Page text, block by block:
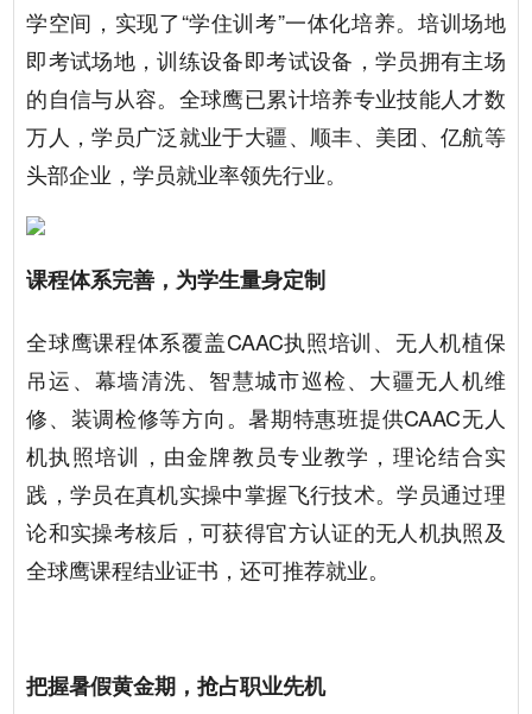
学空间，实现了“学住训考”一体化培养。培训场地
即考试场地，训练设备即考试设备，学员拥有主场
的自信与从容。全球鹰已累计培养专业技能人才数
万人，学员广泛就业于大疆、顺丰、美团、亿航等
头部企业，学员就业率领先行业。
课程体系完善，为学生量身定制
全球鹰课程体系覆盖CAAC执照培训、无人机植保
吊运、幕墙清洗、智慧城市巡检、大疆无人机维
修、装调检修等方向。暑期特惠班提供CAAC无人
机执照培训，由金牌教员专业教学，理论结合实
践，学员在真机实操中掌握飞行技术。学员通过理
论和实操考核后，可获得官方认证的无人机执照及
全球鹰课程结业证书，还可推荐就业。
把握暑假黄金期，抢占职业先机